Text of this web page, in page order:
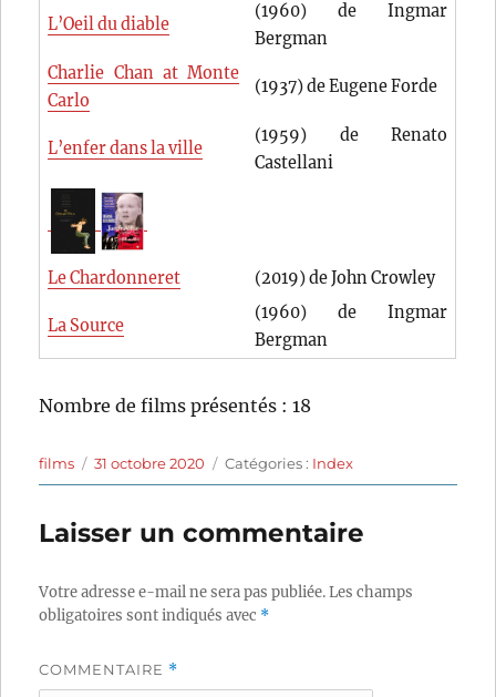
L’Oeil du diable
(1960) de Ingmar
Bergman
Charlie Chan at Monte
Carlo
(1937) de Eugene Forde
L’enfer dans la ville
(1959) de Renato
Castellani
Le Chardonneret (2019) de John Crowley
La Source
(1960) de Ingmar
Bergman
Nombre de films présentés : 18
Auteur
films
Publié
le
31 octobre 2020 Catégories
Catégories : Index
Laisser un commentaire
Votre adresse e-mail ne sera pas publiée.Les champs
obligatoires sont indiqués avec *
COMMENTAIRE *